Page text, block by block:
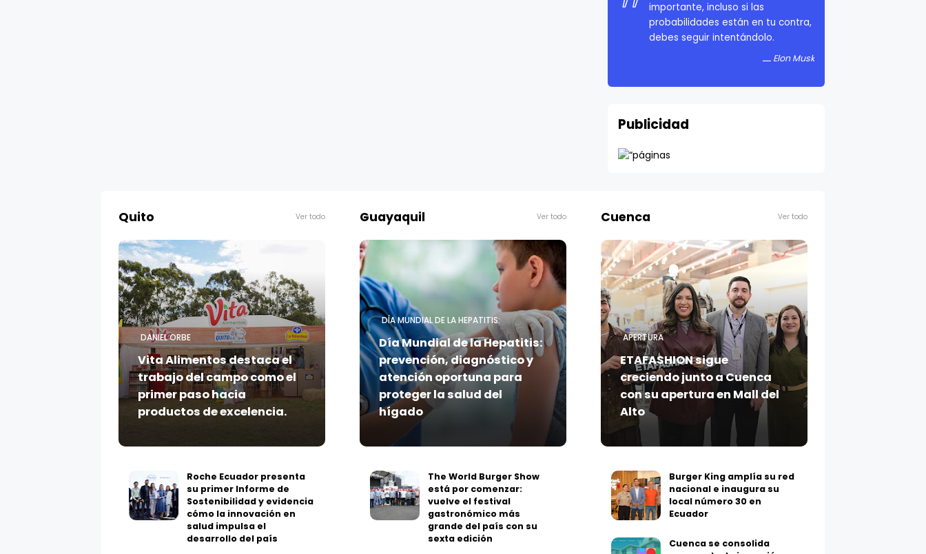
importante, incluso si las
probabilidades están en tu contra,
debes seguir intentándolo.
Elon Musk
Publicidad
Quito Ver todo
DANIEL ORBE
Vita Alimentos destaca el
trabajo del campo como el
primer paso hacia
productos de excelencia.
Roche Ecuador presenta
su primer Informe de
Sostenibilidad y evidencia
cómo la innovación en
salud impulsa el
desarrollo del país
Guayaquil Ver todo
DÍA MUNDIAL DE LA HEPATITIS:
Día Mundial de la Hepatitis:
prevención, diagnóstico y
atención oportuna para
proteger la salud del
hígado
The World Burger Show
está por comenzar:
vuelve el festival
gastronómico más
grande del país con su
sexta edición
Cuenca Ver todo
APERTURA
ETAFASHION sigue
creciendo junto a Cuenca
con su apertura en Mall del
Alto
Burger King amplía su red
nacional e inaugura su
local número 30 en
Ecuador
Cuenca se consolida